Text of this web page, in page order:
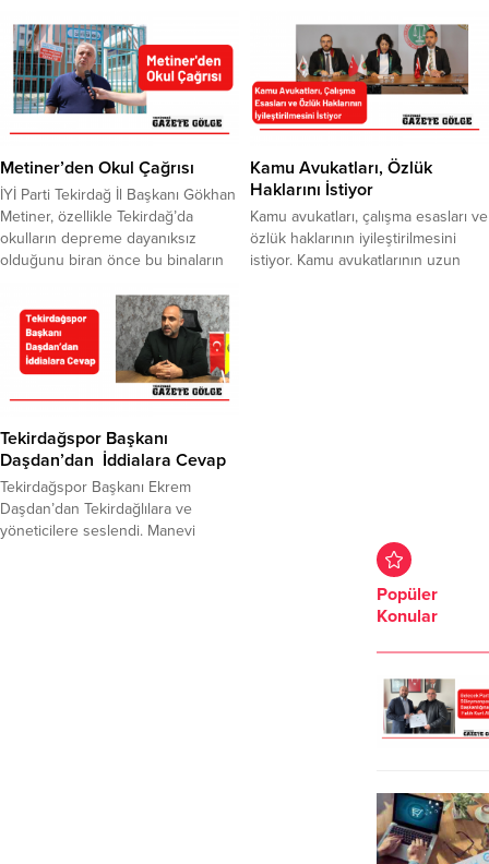
olarak uygulanan akaryakıttaki ÖTV
oranlarına yapılan zamla birlikte
milletimiz derin bir yoksulluk
çukuruna gömülmek istenmektedir.
Deli Dumrul iktidarı, vatandaşın
gırtlağına çökmüş, garibanın kanını
emmeye devam etmektedir”
dedi.İYİ Parti tarafından 81...
Başkanı Volkan Nallar, halkın canına
tak eden zamlara dikkat çekmek
için CHP örgütleri olarak 81 ilde eş
zamanlı basın açıklaması yaptıklarını
kaydetti. Parti binasında
Nurten Yontar...
Metiner’den Okul Çağrısı
İYİ Parti Tekirdağ İl Başkanı Gökhan
Metiner, özellikle Tekirdağ’da
okulların depreme dayanıksız
olduğunu biran önce bu binaların
Hangi okulun yenileneceği, hangi
okulun yıkılacağı, hangi okulun
sağlam olduğunu bilmediklerini
kaydeden Metiner, Marmara
Depremi olmadan yetkilileri göreve
Metiner, Tekirdağ’da depreme
dayanıksız okulların durumu ile...
Kamu Avukatları, Özlük
Haklarını İstiyor
Kamu avukatları, çalışma esasları ve
özlük haklarının iyileştirilmesini
istiyor. Kamu avukatlarının uzun
Tekirdağspor Başkanı
Daşdan’dan İddialara Cevap
Tekirdağspor Başkanı Ekrem
Daşdan’dan Tekirdağlılara ve
yöneticilere seslendi. Manevi
Popüler
Konular